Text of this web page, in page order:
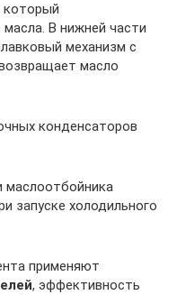
который
В нижней части
механизм с
масло
конденсаторов
маслоотбойника
запуске холодильного
применяют
, эффективность